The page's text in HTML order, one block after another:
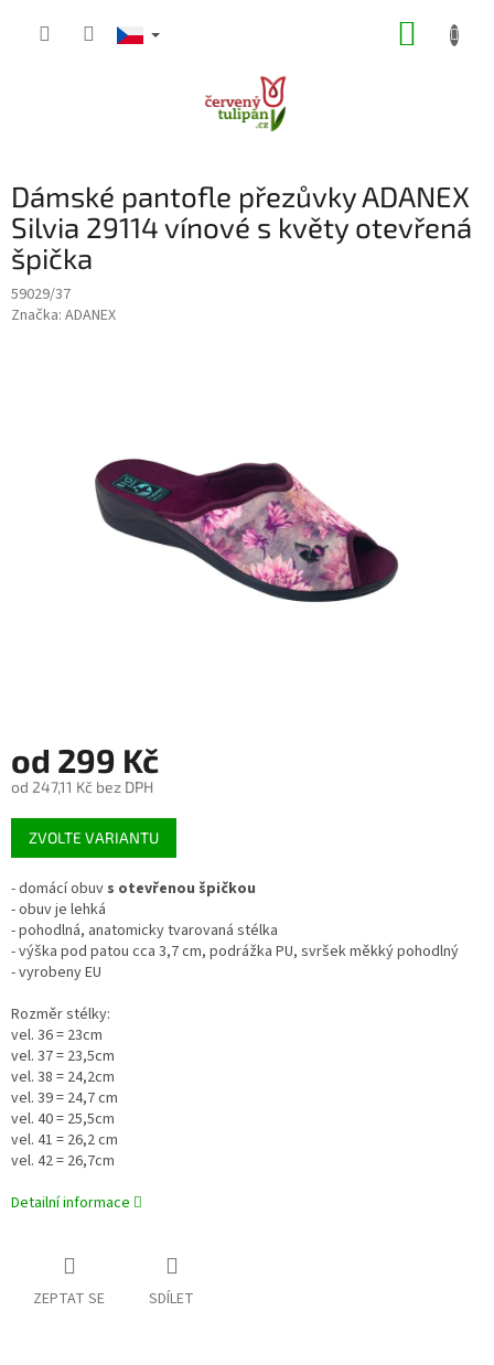
Dámské pantofle přezůvky ADANEX
Silvia 29114 vínové s květy otevřená
špička
59029/37
Značka: ADANEX
od 299 Kč
od 247,11 Kč bez DPH
Měrná
cena:
ZVOLTE VARIANTU
- domácí obuv s otevřenou špičkou
- obuv je lehká
- pohodlná, anatomicky tvarovaná stélka
- výška pod patou cca 3,7 cm, podrážka PU, svršek měkký pohodlný
- vyrobeny EU
Rozměr stélky:
vel. 36 = 23cm
vel. 37 = 23,5cm
vel. 38 = 24,2cm
vel. 39 = 24,7 cm
vel. 40 = 25,5cm
vel. 41 = 26,2 cm
vel. 42 = 26,7cm
Detailní informace
ZEPTAT SE SDÍLET